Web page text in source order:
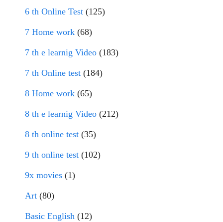
6 th Online Test (125)
7 Home work (68)
7 th e learnig Video (183)
7 th Online test (184)
8 Home work (65)
8 th e learnig Video (212)
8 th online test (35)
9 th online test (102)
9x movies (1)
Art (80)
Basic English (12)